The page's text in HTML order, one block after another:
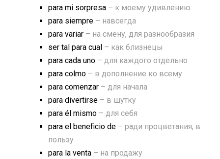
para mi sorpresa – к моему удивлению
para siempre – навсегда
para variar – на смену, для разнообразия
ser tal para cual – как близнецы
para cada uno – для каждого отдельно
para colmo – в дополнение ко всему
para comenzar – для начала
para divertirse – в шутку
para él mismo – для себя
para el beneficio de – ради процветания, в
пользу
para la venta – на продажу